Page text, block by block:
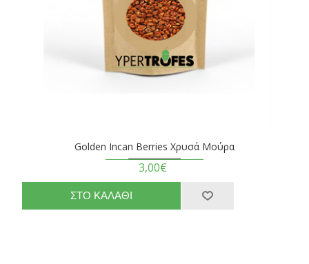
Golden Incan Berries Χρυσά Μούρα
3,00€